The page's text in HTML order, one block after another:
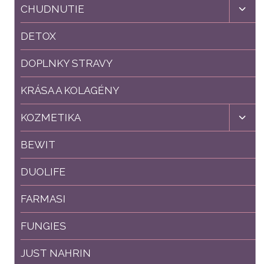
CHUDNUTIE
child
DETOX
DOPLNKY STRAVY
KRÁSA A KOLAGÉNY
KOZMETIKA
child
BEWIT
DUOLIFE
FARMASI
FUNGIES
JUST NAHRIN